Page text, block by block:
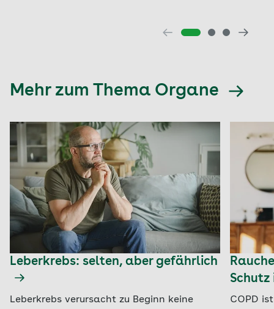
Mehr zum Thema Organe
Leberkrebs: selten, aber gefährlich
Leberkrebs verursacht zu Beginn keine
Schutz
COPD